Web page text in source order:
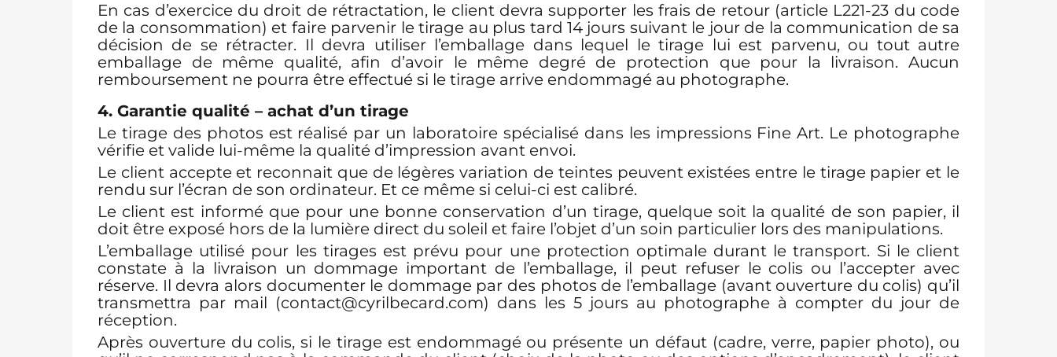
En cas d’exercice du droit de rétractation, le client devra supporter les frais de retour (article L221-23 du code
de la consommation) et faire parvenir le tirage au plus tard 14 jours suivant le jour de la communication de sa
décision de se rétracter. Il devra utiliser l’emballage dans lequel le tirage lui est parvenu, ou tout autre
emballage de même qualité, afin d’avoir le même degré de protection que pour la livraison. Aucun
remboursement ne pourra être effectué si le tirage arrive endommagé au photographe.
4. Garantie qualité – achat d’un tirage
Le tirage des photos est réalisé par un laboratoire spécialisé dans les impressions Fine Art. Le photographe
vérifie et valide lui-même la qualité d’impression avant envoi.
Le client accepte et reconnait que de légères variation de teintes peuvent existées entre le tirage papier et le
rendu sur l’écran de son ordinateur. Et ce même si celui-ci est calibré.
Le client est informé que pour une bonne conservation d’un tirage, quelque soit la qualité de son papier, il
doit être exposé hors de la lumière direct du soleil et faire l’objet d’un soin particulier lors des manipulations.
L’emballage utilisé pour les tirages est prévu pour une protection optimale durant le transport. Si le client
constate à la livraison un dommage important de l’emballage, il peut refuser le colis ou l’accepter avec
réserve. Il devra alors documenter le dommage par des photos de l’emballage (avant ouverture du colis) qu’il
transmettra par mail (contact@cyrilbecard.com) dans les 5 jours au photographe à compter du jour de
réception.
Après ouverture du colis, si le tirage est endommagé ou présente un défaut (cadre, verre, papier photo), ou